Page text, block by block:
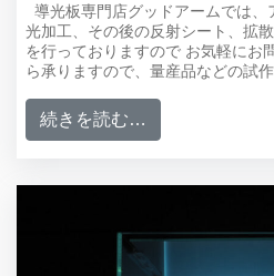
導光板専門店グッドアームでは
光加工、その後の反射シート、拡
を行っておりますので お気軽にお
ら承りますので、量産品などの試
続きを読む…